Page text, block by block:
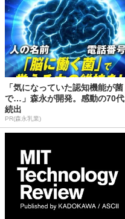
「気になっていた認知機能が菌
で…」森永が開発。感動の70代
続出
PR(森永乳業)